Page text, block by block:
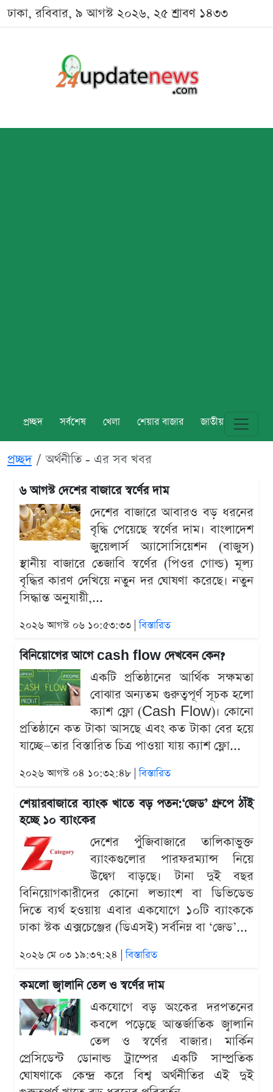
ঢাকা, রবিবার, ৯ আগস্ট ২০২৬, ২৫ শ্রাবণ ১৪৩৩
প্রচ্ছদ সর্বশেষ খেলা শেয়ার বাজার জাতীয় বিশ্ব
প্রচ্ছদ অর্থনীতি - এর সব খবর
৬ আগস্ট দেশের বাজারে স্বর্ণের দাম
দেশের বাজারে আবারও বড় ধরনের
বৃদ্ধি পেয়েছে স্বর্ণের দাম। বাংলাদেশ
জুয়েলার্স অ্যাসোসিয়েশন (বাজুস)
স্থানীয় বাজারে তেজাবি স্বর্ণের (পিওর গোল্ড) মূল্য
বৃদ্ধির কারণ দেখিয়ে নতুন দর ঘোষণা করেছে। নতুন
সিদ্ধান্ত অনুযায়ী,...
২০২৬ আগস্ট ০৬ ১০:৫৩:৩৩ |বিস্তারিত
বিনিয়োগের আগে cash flow দেখবেন কেন?
একটি প্রতিষ্ঠানের আর্থিক সক্ষমতা
বোঝার অন্যতম গুরুত্বপূর্ণ সূচক হলো
ক্যাশ ফ্লো (Cash Flow)। কোনো
প্রতিষ্ঠানে কত টাকা আসছে এবং কত টাকা বের হয়ে
যাচ্ছে—তার বিস্তারিত চিত্র পাওয়া যায় ক্যাশ ফ্লো...
২০২৬ আগস্ট ০৪ ১০:৩২:৪৮ |বিস্তারিত
শেয়ারবাজারে ব্যাংক খাতে বড় পতন:‘জেড’ গ্রুপে ঠাঁই
হচ্ছে ১০ ব্যাংকের
দেশের পুঁজিবাজারে তালিকাভুক্ত
ব্যাংকগুলোর পারফরম্যান্স নিয়ে
উদ্বেগ বাড়ছে। টানা দুই বছর
বিনিয়োগকারীদের কোনো লভ্যাংশ বা ডিভিডেন্ড
দিতে ব্যর্থ হওয়ায় এবার একযোগে ১০টি ব্যাংককে
ঢাকা স্টক এক্সচেঞ্জের (ডিএসই) সর্বনিম্ন বা ‘জেড’...
২০২৬ মে ০৩ ১৯:৩৭:২৪ |বিস্তারিত
কমলো জ্বালানি তেল ও স্বর্ণের দাম
একযোগে বড় অংকের দরপতনের
কবলে পড়েছে আন্তর্জাতিক জ্বালানি
তেল ও স্বর্ণের বাজার। মার্কিন
প্রেসিডেন্ট ডোনাল্ড ট্রাম্পের একটি সাম্প্রতিক
ঘোষণাকে কেন্দ্র করে বিশ্ব অর্থনীতির এই দুই